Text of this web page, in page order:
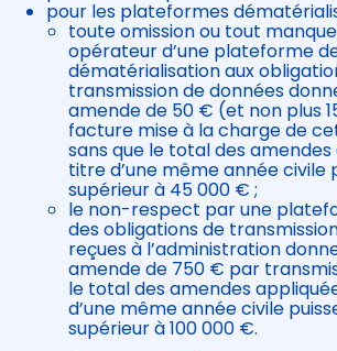
pour les plateformes
toute omission ou tout
opérateur d’une plateforme
dématérialisation aux
transmission de données
amende de 50 € (et non plus
facture mise à la charge de
sans que le total des
titre d’une même année civile
supérieur à 45 000 € ;
le non-respect par une
des obligations de
reçues à l’administration
amende de 750 € par
le total des amendes
d’une même année civile
supérieur à 100 000 €.